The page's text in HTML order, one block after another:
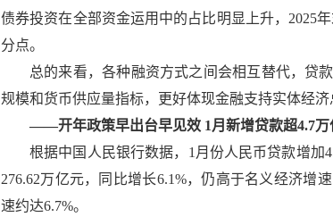
债券投资在全部资金运用中的占比明显上升，2025
分点。
总的来看，各种融资方式之间会相互替代，贷
规模和货币供应量指标，更好体现金融支持实体经济
——开年政策早出台早见效 1月新增贷款超4.7万
根据中国人民银行数据，1月份人民币贷款增加
276.62万亿元，同比增长6.1%，仍高于名义经济增
速约达6.7%。